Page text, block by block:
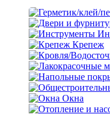
Крепеж
Окна